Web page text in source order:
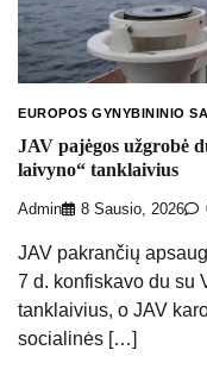
EUROPOS GYNYBININIO
JAV pajėgos užgrobė
laivyno“ tanklaivius
Admin 8 Sausio, 2026
JAV pakrančių
7 d. konfiskavo du su
tanklaivius, o JAV
socialinės […]